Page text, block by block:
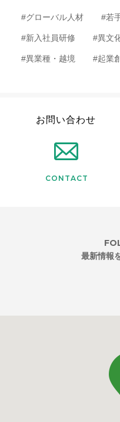
#グローバル人材 #若
#新入社員研修 #異文
#異業種・越境 #起業
CONTACT
お問い合わせ
最新情報